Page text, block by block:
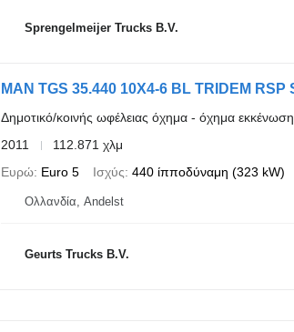
Sprengelmeijer Trucks B.V.
MAN TGS 35.440 10X4-6 BL TRIDEM
Δημοτικό/κοινής ωφέλειας όχημα - όχημα
2011
112.871 χλμ
Ευρώ Euro 5 Ισχύς 440 ίπποδύναμη (323 kW)
Ολλανδία, Andelst
Geurts Trucks B.V.